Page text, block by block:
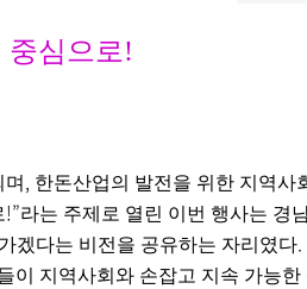
중심으로!
, 한돈산업의 발전을 위한 지역사
!”라는 주제로 열린 이번 행사는 경
겠다는 비전을 공유하는 자리였다.
이 지역사회와 손잡고 지속 가능한